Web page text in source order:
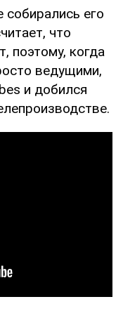
собирались его
что
поэтому, когда
ведущими,
и добился